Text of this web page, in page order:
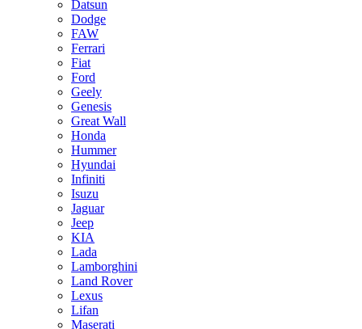
Datsun
Dodge
FAW
Ferrari
Fiat
Ford
Geely
Genesis
Great Wall
Honda
Hummer
Hyundai
Infiniti
Isuzu
Jaguar
Jeep
KIA
Lada
Lamborghini
Land Rover
Lexus
Lifan
Maserati